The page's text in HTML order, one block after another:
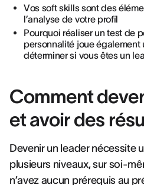
Vos soft skills sont des
l’analyse de votre profil
Pourquoi réaliser un test de
personnalité joue également
déterminer si vous êtes un
Comment
et avoir des
Devenir un leader nécessite
plusieurs niveaux, sur soi-
n’avez aucun prérequis au